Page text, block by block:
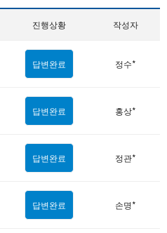
진행상황 작성자
답변완료 정수*
답변완료 홍상*
답변완료 정관*
답변완료 손명*